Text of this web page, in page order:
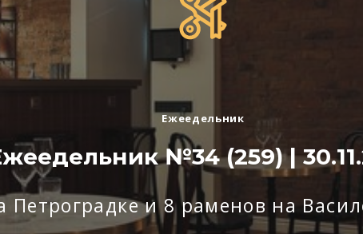
Ежеедельник
№34 (259) |
Петроградке и 8 раменов на